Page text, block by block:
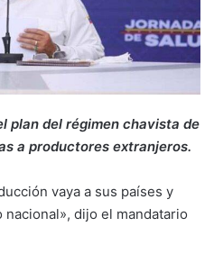
plan del régimen chavista de
a productores extranjeros.
vaya a sus países y
dijo el mandatario